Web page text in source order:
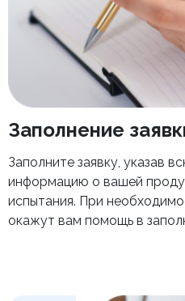
Заполнение
Заполните заявку, указав
информацию о вашей
испытания. При
окажут вам помощь в